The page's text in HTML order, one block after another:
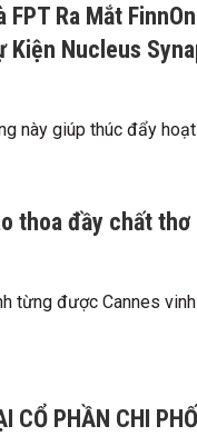
Ra Mắt
Nucleus
này giúp thúc đẩy
thoa đầy chất
từng được Cannes
CỔ PHẦN CHI